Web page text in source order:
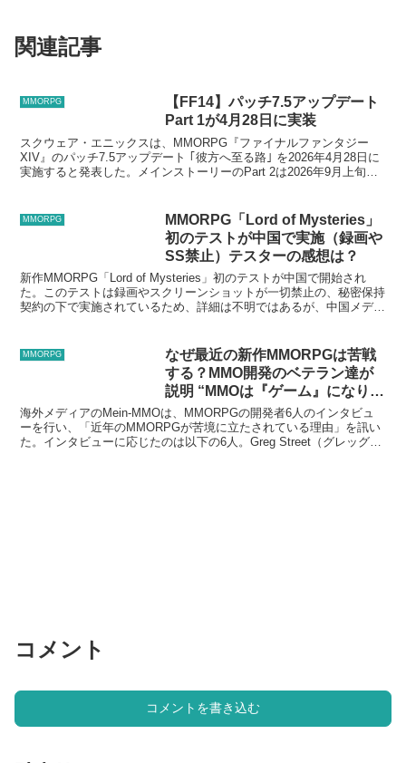
関連記事
MMORPG
【FF14】パッチ7.5アップデート
Part 1が4月28日に実装
スクウェア・エニックスは、MMORPG『ファイナルファンタジー
XIV』のパッチ7.5アップデート ｢彼方へ至る路｣ を2026年4月28日に
実施すると発表した。メインストーリーのPart 2は2026年9月上旬に
MMORPG
MMORPG「Lord of Mysteries」
初のテストが中国で実施（録画や
SS禁止）テスターの感想は？
新作MMORPG「Lord of Mysteries」初のテストが中国で開始され
た。このテストは録画やスクリーンショットが一切禁止の、秘密保持
契約の下で実施されているため、詳細は不明ではあるが、中国メディ
MMORPG
なぜ最近の新作MMORPGは苦戦
する？MMO開発のベテラン達が
説明 “MMOは『ゲーム』になりす
ぎた”
海外メディアのMein-MMOは、MMORPGの開発者6人のインタビュ
ーを行い、「近年のMMORPGが苦境に立たされている理由」を訊い
た。インタビューに応じたのは以下の6人。Greg Street（グレッグ・
コメント
コメントを書き込む